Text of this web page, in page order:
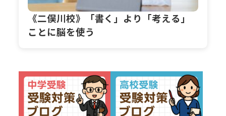
《二俣川校》「書く」より「考える」
ことに脳を使う